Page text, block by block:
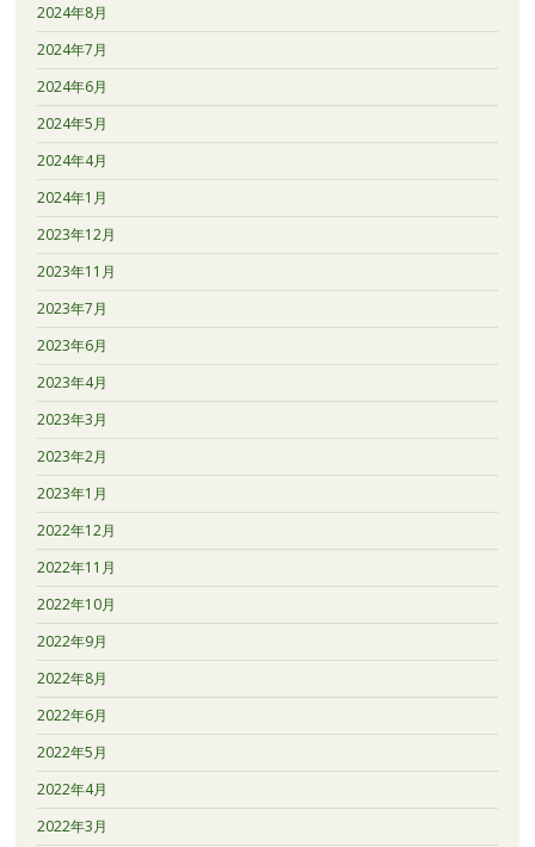
2024年8月
2024年7月
2024年6月
2024年5月
2024年4月
2024年1月
2023年12月
2023年11月
2023年7月
2023年6月
2023年4月
2023年3月
2023年2月
2023年1月
2022年12月
2022年11月
2022年10月
2022年9月
2022年8月
2022年6月
2022年5月
2022年4月
2022年3月